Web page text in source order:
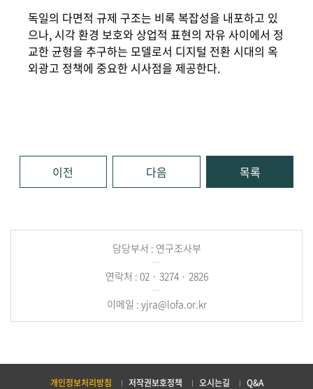
독일의 다면적 규제 구조는 비록 복잡성을 내포하고 있
으나, 시각 환경 보호와 상업적 표현의 자유 사이에서 정
교한 균형을 추구하는 모델로서 디지털 전환 시대의 옥
외광고 정책에 중요한 시사점을 제공한다.
이전 다음 목록
담당부서 : 연구조사부
연락처 : 02 · 3274 · 2826
이메일 : yjra@lofa.or.kr
개인정보처리방침 저작권보호정책 오시는길 Q&A